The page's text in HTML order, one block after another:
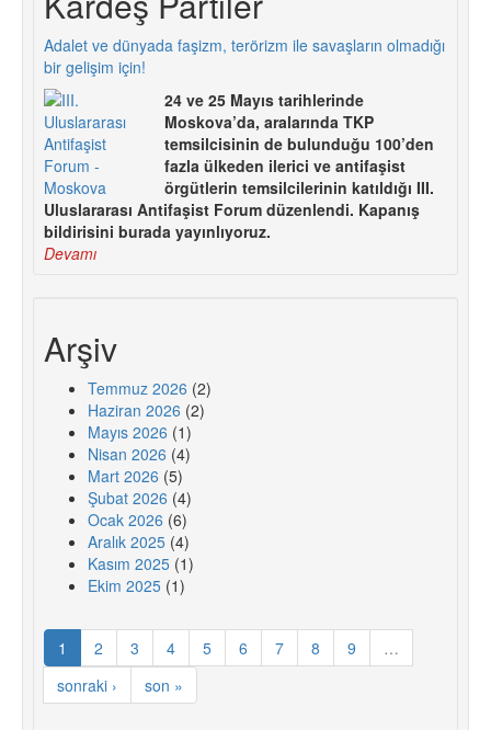
Adalet ve dünyada faşizm, terörizm ile savaşların olmadığı
bir gelişim için!
24 ve 25 Mayıs tarihlerinde
Moskova’da, aralarında TKP
temsilcisinin de bulunduğu 100’den
fazla ülkeden ilerici ve antifaşist
örgütlerin temsilcilerinin katıldığı III.
Uluslararası Antifaşist Forum düzenlendi. Kapanış
bildirisini burada yayınlıyoruz.
Devamı
Arşiv
Temmuz 2026 (2)
Haziran 2026 (2)
Mayıs 2026 (1)
Nisan 2026 (4)
Mart 2026 (5)
Şubat 2026 (4)
Ocak 2026 (6)
Aralık 2025 (4)
Kasım 2025 (1)
Ekim 2025 (1)
1 2 3 4 5 6 7 8 9
…
sonraki ›
son »